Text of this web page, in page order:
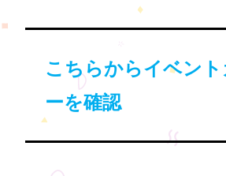
こちらからイベン
ーを確認